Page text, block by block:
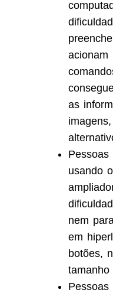
acionam
as
Pessoas
usando
nem
em
botões,
Pessoas